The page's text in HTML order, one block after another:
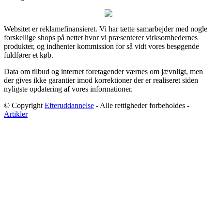
Websitet er reklamefinansieret. Vi har tætte samarbejder med nogle
forskellige shops på nettet hvor vi præsenterer virksomhedernes
produkter, og indhenter kommission for så vidt vores besøgende
fuldfører et køb.
Data om tilbud og internet foretagender værnes om jævnligt, men
der gives ikke garantier imod korrektioner der er realiseret siden
nyligste opdatering af vores informationer.
© Copyright Efteruddannelse - Alle rettigheder forbeholdes -
Artikler